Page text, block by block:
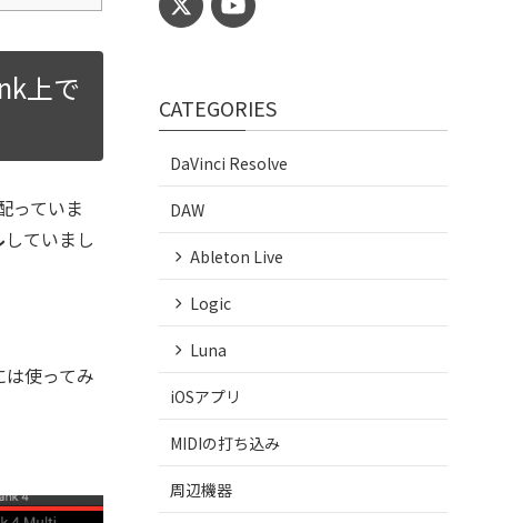
上で
っていま
していまし
使ってみ
CATEGORIES
DaVinci Resolve
DAW
Ableton Live
Logic
Luna
iOSアプリ
MIDIの打ち込み
周辺機器